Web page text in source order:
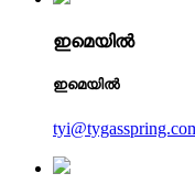
ഇമെയിൽ
ഇമെയിൽ